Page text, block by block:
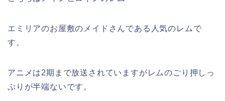
エミリアのお屋敷のメイドさんである人気のレムで
す。
アニメは2期まで放送されていますがレムのごり押しっ
ぷりが半端ないです。